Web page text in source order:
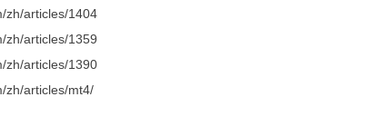
zh/articles/1404
zh/articles/1359
zh/articles/1390
zh/articles/mt4/